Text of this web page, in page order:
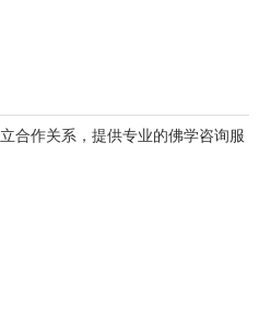
合作关系，提供专业的佛学咨询服